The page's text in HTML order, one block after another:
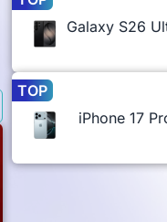
Galaxy S26
TOP
iPhone 17